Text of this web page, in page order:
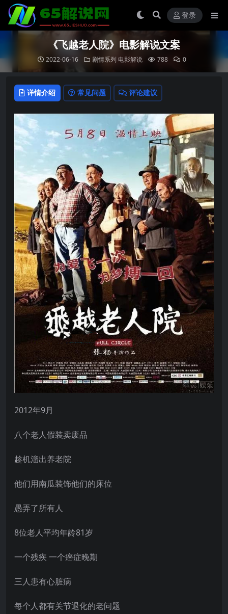
登录
《飞越老人院》电影解说文案
2022-06-16 剧情系列 电影解说 788 0
详情介绍 常见问题 评论建议
2012年9月
八个老人假装卖废品
趁机溜出养老院
他们用南瓜装饰他们的床位
愚弄了所有人
8位老人平均年龄81岁
一个残疾 一个癌症晚期
三人患有心脏病
每个人都有关节退化的老问题